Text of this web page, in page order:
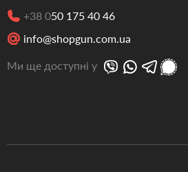
+38 050 175 40 46
info@shopgun.com.ua
Ми ще доступні у